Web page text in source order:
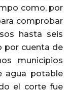
como, por
comprobar
hasta seis
por cuenta de
municipios
agua potable
el corte fue